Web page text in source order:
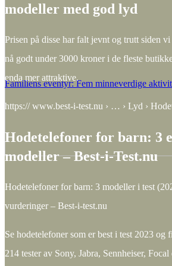
Familiens eventyr: Fem minneverdige
modeller med god lyd
Prisen på disse har falt jevnt og trutt siden
nå godt under 3000 kroner i de fleste
enda mer attraktive.
https:// www.best-i-test.nu › … › Lyd ›
Hodetelefoner for barn: 3
modeller – Best-i-Test.nu
Hodetelefoner for barn: 3 modeller i test
vurderinger – Best-i-test.nu
Se hodetelefoner som er best i test 2023 og
214 tester av Sony, Jabra, Sennheiser,